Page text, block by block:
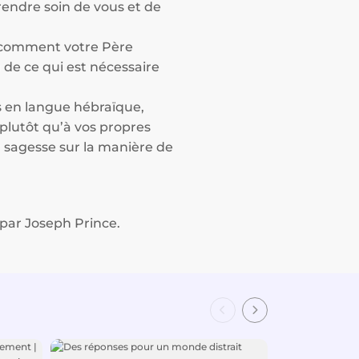
soin de vous et de
votre Père
ce qui est nécessaire
langue hébraïque,
qu’à vos propres
sur la manière de
Joseph Prince.